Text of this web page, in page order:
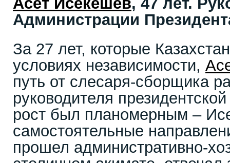
Администрации
За 27 лет, которые
условиях независимости,
путь от слесаря-сборщика
руководителя
рост был планомерным –
самостоятельные
прошел административно-